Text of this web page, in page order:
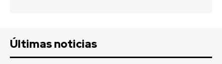
Últimas noticias